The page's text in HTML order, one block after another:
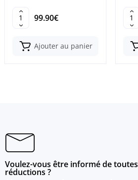
99.90€
Ajouter au panier
Voulez-vous être informé de
réductions ?